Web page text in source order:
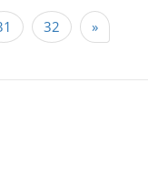
32 »